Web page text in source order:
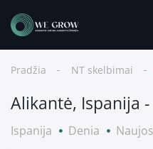
Pradžia NT skelbimai
Alikantė, Ispanija -
Ispanija Denia